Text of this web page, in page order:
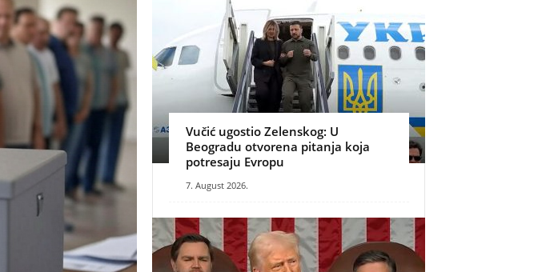
Vučić ugostio Zelenskog: U
Beogradu otvorena pitanja koja
potresaju Evropu
7. August 2026.